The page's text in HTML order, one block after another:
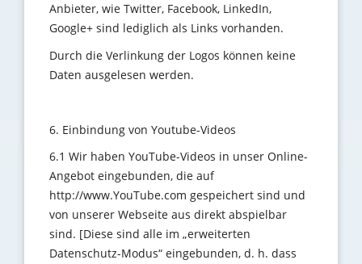
Anbieter, wie Twitter, Facebook, LinkedIn,
Google+ sind lediglich als Links vorhanden.
Durch die Verlinkung der Logos können keine
Daten ausgelesen werden.
6. Einbindung von Youtube-Videos
6.1 Wir haben YouTube-Videos in unser Online-
Angebot eingebunden, die auf
http://www.YouTube.com gespeichert sind und
von unserer Webseite aus direkt abspielbar
sind. [Diese sind alle im „erweiterten
Datenschutz-Modus“ eingebunden, d. h. dass